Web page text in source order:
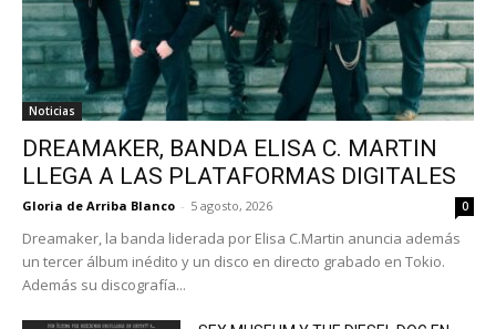
Noticias
DREAMAKER, BANDA ELISA C. MARTIN
LLEGA A LAS PLATAFORMAS DIGITALES
Gloria de Arriba Blanco - 5 agosto, 2026 0
Dreamaker, la banda liderada por Elisa C.Martin anuncia además
un tercer álbum inédito y un disco en directo grabado en Tokio.
Además su discografía...